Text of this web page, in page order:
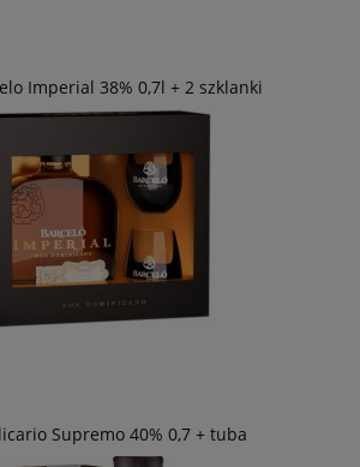
Imperial 38% 0,7l + 2 szklanki
Supremo 40% 0,7 + tuba